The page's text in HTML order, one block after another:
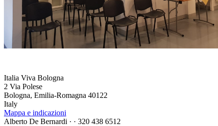
Italia Viva Bologna
2 Via Polese
Bologna, Emilia-Romagna 40122
Italy
Mappa e indicazioni
Alberto De Bernardi · · 320 438 6512